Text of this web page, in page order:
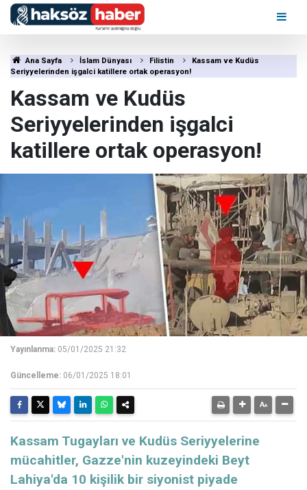
Ana Sayfa İslam Dünyası Filistin
Kassam ve Kudüs
Seriyyelerinden işgalci katillere ortak operasyon!
Kassam ve Kudüs
Seriyyelerinden işgalci
katillere ortak operasyon!
Yayınlanma: 05/01/2025 21:32
Güncelleme: 06/01/2025 18:01
Kassam Tugayları ve Kudüs Seriyyelerine
mücahitler, Gazze'nin kuzeyindeki Beyt
Lahiya'da 10 kişilik bir siyonist piyade